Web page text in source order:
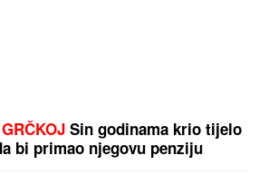
Sin godinama krio tijelo
bi primao njegovu penziju